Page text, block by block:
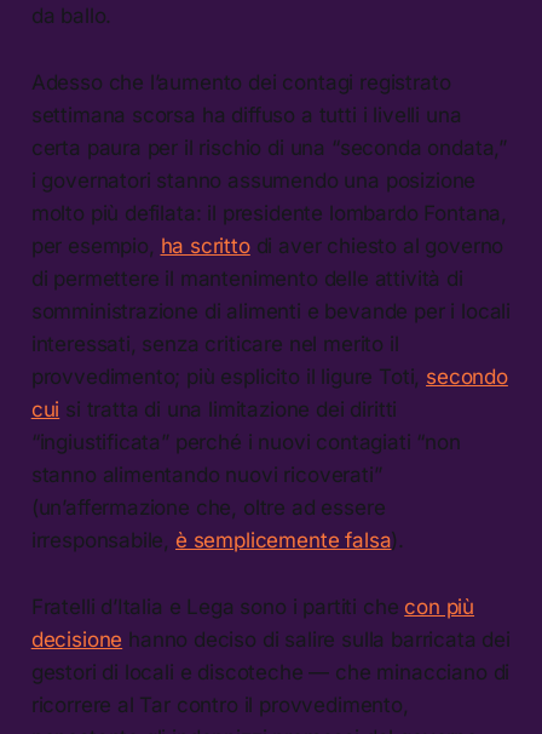
da ballo.
Adesso che l’aumento dei contagi registrato
settimana scorsa ha diffuso a tutti i livelli una
certa paura per il rischio di una “seconda ondata,”
i governatori stanno assumendo una posizione
molto più defilata: il presidente lombardo Fontana,
per esempio, ha scrittodi aver chiesto al governo
di permettere il mantenimento delle attività di
somministrazione di alimenti e bevande per i locali
interessati, senza criticare nel merito il
provvedimento; più esplicito il ligure Toti, secondo
cui si tratta di una limitazione dei diritti
“ingiustificata” perché i nuovi contagiati “non
stanno alimentando nuovi ricoverati”
(un’affermazione che, oltre ad essere
irresponsabile, è semplicemente falsa).
Fratelli d’Italia e Lega sono i partiti che con più
decisione hanno deciso di salire sulla barricata dei
gestori di locali e discoteche — che minacciano di
ricorrere al Tar contro il provvedimento,